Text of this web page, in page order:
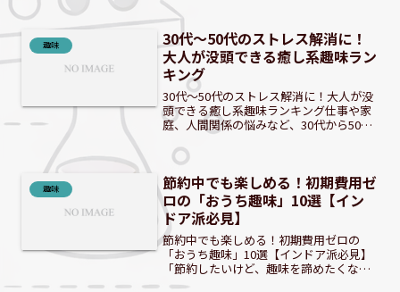
に：なぜ「お金のかからない趣味」が
今、注目されるのか？現代社会では、経
済的な制約や節約意識の...
趣味
30代～50代のストレス解消に！
大人が没頭できる癒し系趣味ラン
キング
30代～50代のストレス解消に！大人が没
頭できる癒し系趣味ランキング仕事や家
庭、人間関係の悩みなど、30代から50代
はストレスを感じやすい年代です。そん
な日常から少し離れ、心からリラックス
できる時間を持つことは、心身の健康を
保つ上で非常に重...
趣味
節約中でも楽しめる！初期費用ゼ
ロの「おうち趣味」10選【イン
ドア派必見】
節約中でも楽しめる！初期費用ゼロの
「おうち趣味」10選【インドア派必見】
「節約したいけど、趣味を諦めたくな
い…」そんな風に感じていませんか？ 物